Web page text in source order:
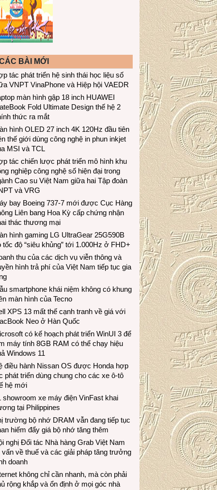
BÀI MỚI
tác phát triển hệ sinh thái học liệu số
VNPT VinaPhone và Hiệp hội VAEDR
màn hình gập 18 inch HUAWEI
Fold Ultimate Design thế hệ 2
thức ra mắt
hình OLED 27 inch 4K 120Hz đầu tiên
thế giới dùng công nghệ in phun inkjet
MSI và TCL
tác chiến lược phát triển mô hình khu
nghiệp công nghệ số hiện đại trong
Cao su Việt Nam giữa hai Tập đoàn
và VRG
bay Boeing 737-7 mới được Cục Hàng
Liên bang Hoa Kỳ cấp chứng nhận
thác thương mại
hình gaming LG UltraGear 25G590B
tốc độ “siêu khủng” tới 1.000Hz ở FHD+
thu của các dịch vụ viễn thông và
hình trả phí của Việt Nam tiếp tục gia
smartphone khái niệm không có khung
màn hình của Tecno
XPS 13 mất thế cạnh tranh về giá với
Neo ở Hàn Quốc
có kế hoạch phát triển WinUI 3 để
máy tính 8GB RAM có thể chạy hiệu
Windows 11
điều hành Nissan OS được Honda hợp
phát triển dùng chung cho các xe ô-tô
hệ mới
showroom xe máy điện VinFast khai
tại Philippines
trường bộ nhớ DRAM vẫn đang tiếp tục
hiếm đẩy giá bộ nhớ tăng thêm
nghị Đối tác Nhà hàng Grab Việt Nam
về thuế và các giải pháp tăng trưởng
doanh
không chỉ cần nhanh, mà còn phải
rộng khắp và ổn định ở mọi góc nhà